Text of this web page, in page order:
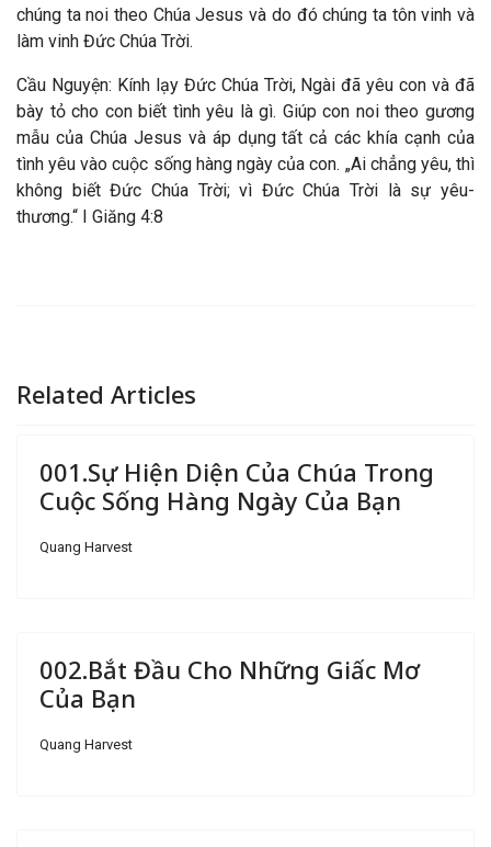
chúng ta noi theo Chúa Jesus và do đó chúng ta tôn vinh và
làm vinh Đức Chúa Trời.
Cầu Nguyện: Kính lạy Đức Chúa Trời, Ngài đã yêu con và đã
bày tỏ cho con biết tình yêu là gì. Giúp con noi theo gương
mẫu của Chúa Jesus và áp dụng tất cả các khía cạnh của
tình yêu vào cuộc sống hàng ngày của con. „Ai chẳng yêu, thì
không biết Đức Chúa Trời; vì Đức Chúa Trời là sự yêu-
thương.“ I Giăng 4:8
Related Articles
001.Sự Hiện Diện Của Chúa Trong
Cuộc Sống Hàng Ngày Của Bạn
Quang Harvest
002.Bắt Đầu Cho Những Giấc Mơ
Của Bạn
Quang Harvest